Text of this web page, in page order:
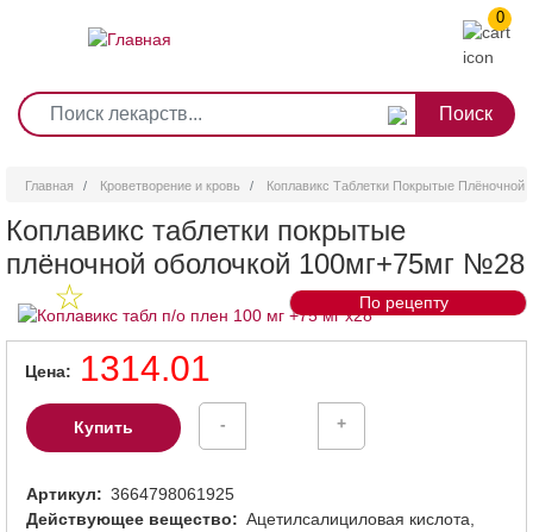
0
Главная Кроветворение и кровь Коплавикс Таблетки Покрытые
Коплавикс таблетки покрытые
плёночной оболочкой 100мг+75мг №28
По рецепту
Цена 1314.01
Купить - +
Артикул
3664798061925
Действующее вещество
Ацетилсалициловая кислота,